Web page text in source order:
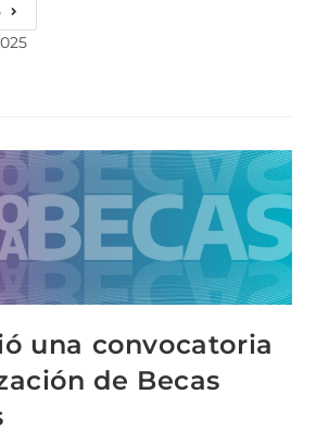
una convocatoria
de Becas